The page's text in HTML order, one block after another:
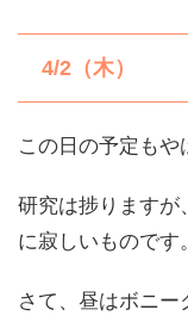
4/2（木）
この日の予定もや
研究は捗りますが
に寂しいものです。
さて、昼はボニ